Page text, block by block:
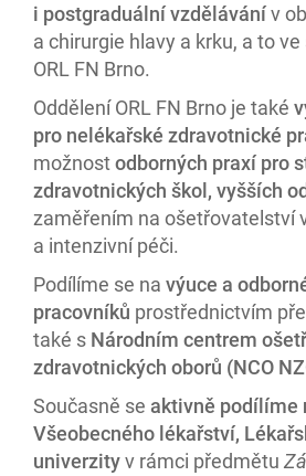
i postgraduální vzdělávánív
a chirurgie hlavy a krku, a to
ORL FN Brno.
Oddělení ORL FN Brno je také
pro nelékařské zdravotnické
možnostodborných praxí pro
zdravotnických škol, vyšších
zaměřením na ošetřovatelství
a intenzivní péči.
Podílíme se na výuce a
pracovníků prostřednictvím
také s Národním centrem
zdravotnických oborů (NCO
Současně se aktivně podílíme
Všeobecného lékařství,
univerzityv rámci předmětu